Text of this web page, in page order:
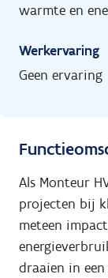
warmte en
Werkervaring
Geen ervaring
Als Monteur
projecten bij
meteen
draaien in